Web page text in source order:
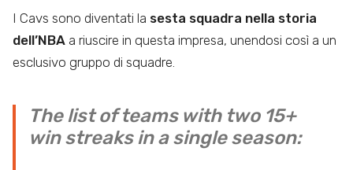
I Cavs sono diventati la sesta squadra nella storia
dell’NBA a riuscire in questa impresa, unendosi così a un
esclusivo gruppo di squadre.
The list of teams with two 15+
win streaks in a single season: